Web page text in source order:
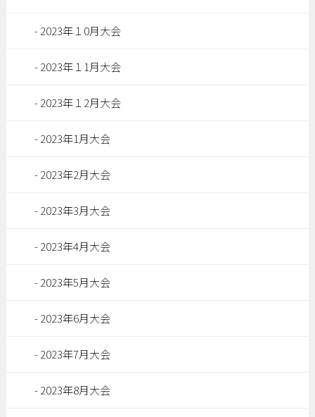
2023年１0月大会
2023年１1月大会
2023年１2月大会
2023年1月大会
2023年2月大会
2023年3月大会
2023年4月大会
2023年5月大会
2023年6月大会
2023年7月大会
2023年8月大会